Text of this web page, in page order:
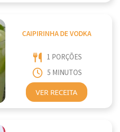
CAIPIRINHA DE VODKA
1 PORÇÕES
5 MINUTOS
VER RECEITA